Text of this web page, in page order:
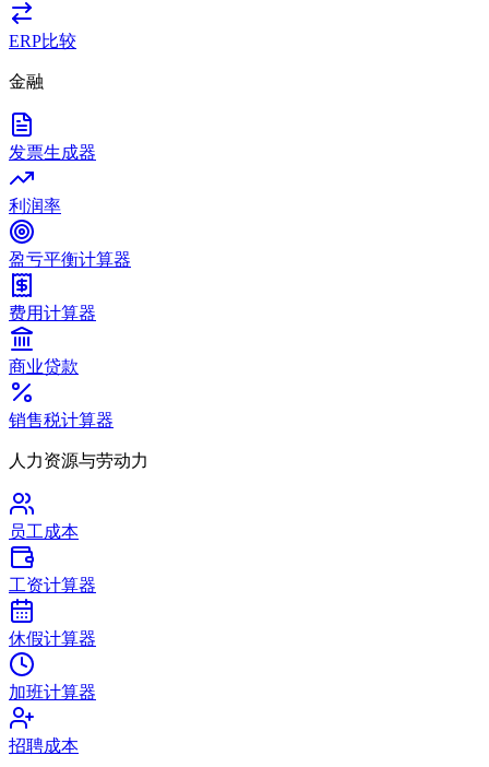
ERP比较
金融
发票生成器
利润率
盈亏平衡计算器
费用计算器
商业贷款
销售税计算器
人力资源与劳动力
员工成本
工资计算器
休假计算器
加班计算器
招聘成本